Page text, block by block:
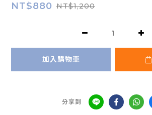
NT$880 NT$1,200
加入購物車
分享到